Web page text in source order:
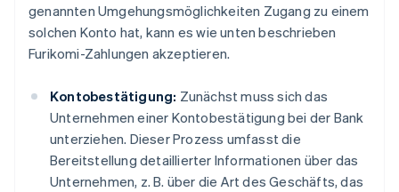
genannten Umgehungsmöglichkeiten Zugang zu einem
solchen Konto hat, kann es wie unten beschrieben
Furikomi-Zahlungen akzeptieren.
Kontobestätigung: Zunächst muss sich das
Unternehmen einer Kontobestätigung bei der Bank
unterziehen. Dieser Prozess umfasst die
Bereitstellung detaillierter Informationen über das
Unternehmen, z. B. über die Art des Geschäfts, das